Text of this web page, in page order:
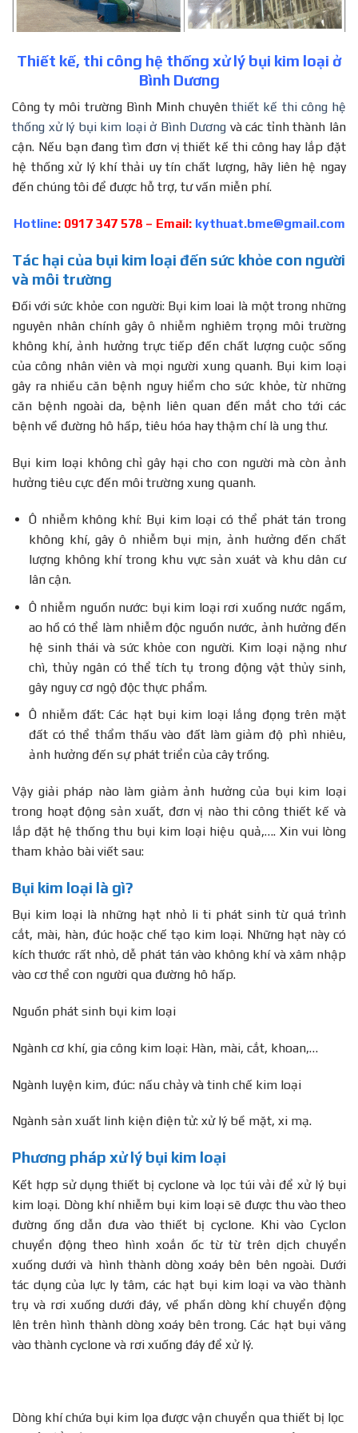
Thiết kế, thi công hệ thống xử lý bụi kim loại ở
Bình Dương
Công ty môi trường Bình Minh chuyênthiết kế thi công hệ
thống xử lý bụi kim loại ở Bình Dương và các tỉnh thành lân
cận. Nếu bạn đang tìm đơn vị thiết kế thi công hay lắp đặt
hệ thống xử lý khí thải uy tín chất lượng, hãy liên hệ ngay
đến chúng tôi để được hỗ trợ, tư vấn miễn phí.
Hotline: 0917 347 578 – Email: kythuat.bme@gmail.com
Tác hại của bụi kim loại đến sức khỏe con người
và môi trường
Đối với sức khỏe con người: Bụi kim loai là một trong những
nguyên nhân chính gây ô nhiễm nghiêm trọng môi trường
không khí, ảnh hưởng trực tiếp đến chất lượng cuộc sống
của công nhân viên và mọi người xung quanh. Bụi kim loại
gây ra nhiều căn bệnh nguy hiểm cho sức khỏe, từ những
căn bệnh ngoài da, bệnh liên quan đến mắt cho tới các
bệnh về đường hô hấp, tiêu hóa hay thậm chí là ung thư.
Bụi kim loại không chỉ gây hại cho con người mà còn ảnh
hưởng tiêu cực đến môi trường xung quanh.
Ô nhiễm không khí: Bụi kim loại có thể phát tán trong
không khí, gây ô nhiễm bụi mịn, ảnh hưởng đến chất
lượng không khí trong khu vực sản xuát và khu dân cư
lân cận.
Ô nhiễm nguồn nước: bụi kim loại rơi xuống nước ngầm,
ao hồ có thể làm nhiễm độc nguồn nước, ảnh hưởng đến
hệ sinh thái và sức khỏe con người. Kim loại nặng như
chì, thủy ngân có thể tích tụ trong động vật thủy sinh,
gây nguy cơ ngộ độc thực phẩm.
Ô nhiễm đất: Các hạt bụi kim loại lắng đọng trên mặt
đất có thể thẩm thấu vào đất làm giảm độ phì nhiêu,
ảnh hưởng đến sự phát triển của cây trồng.
Vậy giải pháp nào làm giảm ảnh hưởng của bụi kim loại
trong hoạt động sản xuất, đơn vị nào thi công thiết kế và
lắp đặt hệ thống thu bụi kim loại hiệu quả,…. Xin vui lòng
tham khảo bài viết sau:
Bụi kim loại là gì?
Bụi kim loại là những hạt nhỏ li ti phát sinh từ quá trình
cắt, mài, hàn, đúc hoặc chế tạo kim loại. Những hạt này có
kích thước rất nhỏ, dễ phát tán vào không khí và xâm nhập
vào cơ thể con người qua đường hô hấp.
Nguồn phát sinh bụi kim loại
Ngành cơ khí, gia công kim loại: Hàn, mài, cắt, khoan,…
Ngành luyện kim, đúc: nấu chảy và tinh chế kim loại
Ngành sản xuất linh kiện điện tử: xử lý bề mặt, xi mạ.
Phương pháp xử lý bụi kim loại
Kết hợp sử dụng thiết bị cyclone và lọc túi vải để xử lý bụi
kim loại. Dòng khí nhiễm bụi kim loại sẽ được thu vào theo
đường ống dẫn đưa vào thiết bị cyclone. Khi vào Cyclon
chuyển động theo hình xoắn ốc từ từ trên dịch chuyển
xuống dưới và hình thành dòng xoáy bên bên ngoài. Dưới
tác dụng của lực ly tâm, các hạt bụi kim loại va vào thành
trụ và rơi xuống dưới đáy, về phần dòng khí chuyển động
lên trên hình thành dòng xoáy bên trong. Các hạt bụi văng
vào thành cyclone và rơi xuống đáy để xử lý.
Dòng khí chứa bụi kim lọa được vận chuyển qua thiết bị lọc